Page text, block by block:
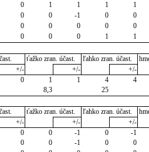
0
1 1 1 1
0
0 -1 0 0
0
0 0 0 0
0
0 0 1 1
ťažko zran. účast. ľahko zran. účast.
+/-
+/- +/-
0
1 1 4 4
8,3
25
ťažko zran. účast. ľahko zran. účast.
+/-
+/- +/-
0
0 -1 0 -1
0
0 -1 0 0